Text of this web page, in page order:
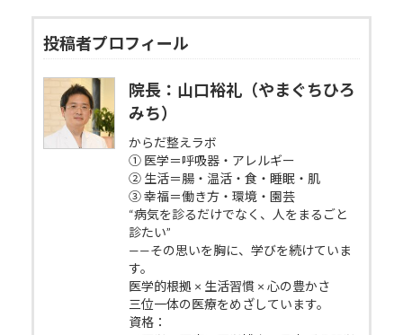
投稿者プロフィール
院長：山口裕礼（やまぐちひろ
みち）
からだ整えラボ
① 医学＝呼吸器・アレルギー
② 生活＝腸・温活・食・睡眠・肌
③ 幸福＝働き方・環境・園芸
“病気を診るだけでなく、人をまるごと
診たい”
——その思いを胸に、学びを続けていま
す。
医学的根拠 × 生活習慣 × 心の豊かさ
三位一体の医療をめざしています。
資格：